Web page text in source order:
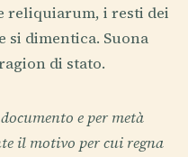
reliquiarum, i resti dei
si dimentica. Suona
di stato.
e per metà
il motivo per cui regna